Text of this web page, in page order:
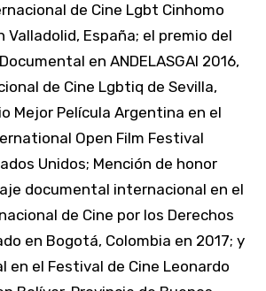
de Cine Lgbt Cinhomo
Valladolid, España; el premio del
en ANDELASGAI 2016,
de Cine Lgbtiq de Sevilla,
Mejor Película Argentina en el
Open Film Festival
Unidos; Mención de honor
documental internacional en el
de Cine por los Derechos
en Bogotá, Colombia en 2017; y
en el Festival de Cine Leonardo